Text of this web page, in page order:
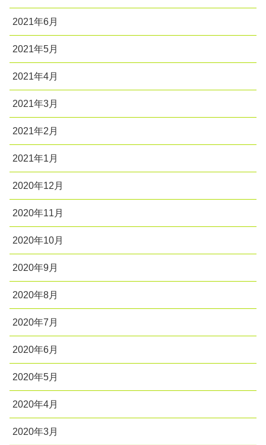
2021年6月
2021年5月
2021年4月
2021年3月
2021年2月
2021年1月
2020年12月
2020年11月
2020年10月
2020年9月
2020年8月
2020年7月
2020年6月
2020年5月
2020年4月
2020年3月